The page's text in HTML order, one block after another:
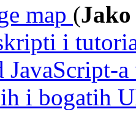
map (
i
JavaScript-
i bogatih